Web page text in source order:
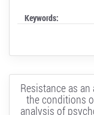
Keywords:
Resistance as
the conditions
analysis of